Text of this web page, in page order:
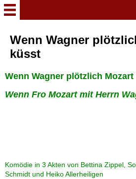
Herzlich Willkommen
Wenn Wagner plötzlich
Wenn Wagner
küsst
Wenn Wagner plötzlich
Wenn Fro Mozart mit Herrn
Komödie in 3 Akten von Bettina Zippel,
Schmidt und Heiko Allerheiligen